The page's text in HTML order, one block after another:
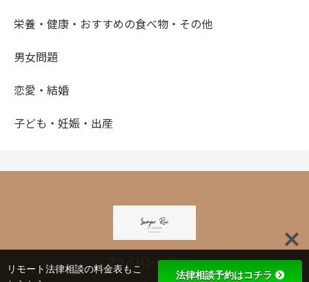
栄養・健康・おすすめの食べ物・その他
男女問題
恋愛・結婚
子ども・妊娠・出産
プライバシーポリシー
リモート法律相談の料金表もこ
法律相談予約はコチラ